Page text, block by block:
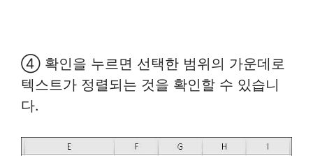
④ 확인을 누르면 선택한 범위의 가운데로
텍스트가 정렬되는 것을 확인할 수 있습니
다.